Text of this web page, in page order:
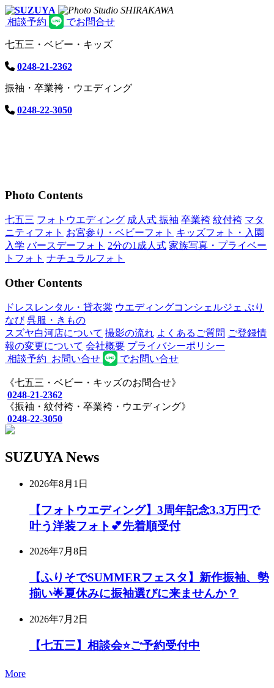
相談予約 でお問合せ
七五三・ベビー・キッズ
0248-21-2362
振袖・卒業袴・ウエディング
0248-22-3050
Photo Contents
七五三 フォトウエディング 成人式 振袖 卒業袴 紋付袴 マタ
ニティフォト お宮参り・ベビーフォト キッズフォト・入園
入学 バースデーフォト 2分の1成人式 家族写真・プライベー
トフォト ナチュラルフォト
Other Contents
ドレスレンタル・貸衣裳 ウエディングコンシェルジェ ぷり
なび 呉服・きもの
スズヤ白河店について 撮影の流れ よくあるご質問 ご登録情
報の変更について 会社概要 プライバシーポリシー
相談予約 お問い合せ でお問い合せ
《七五三・ベビー・キッズのお問合せ》
0248-21-2362
《振袖・紋付袴・卒業袴・ウエディング》
0248-22-3050
SUZUYA News
2026年8月1日
【フォトウエディング】3周年記念3.3万円で
叶う洋装フォト💕先着順受付
2026年7月8日
【ふりそでSUMMERフェスタ】新作振袖、勢
揃い🌟夏休みに振袖選びに来ませんか？
2026年7月2日
【七五三】相談会⭐️ご予約受付中
More